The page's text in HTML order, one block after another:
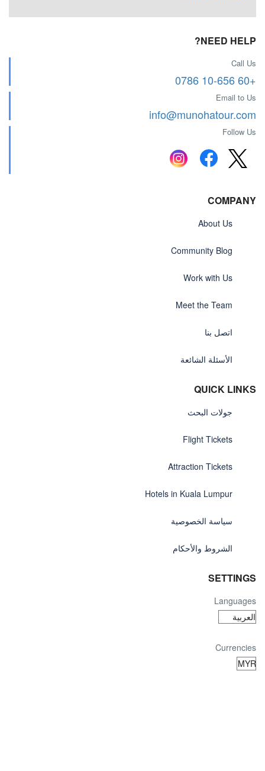
NEED HELP?
Call Us
+60 10-656 0786
Email to Us
info@munohatour.com
Follow Us
COMPANY
About Us
Community Blog
Work with Us
Meet the Team
اتصل بنا
الأسئلة الشائعة
QUICK LINKS
جولات البحث
Flight Tickets
Attraction Tickets
Hotels in Kuala Lumpur
سياسة الخصوصية
الشروط والأحكام
SETTINGS
Languages
Currencies